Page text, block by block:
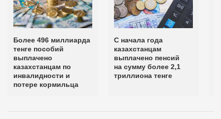
Более 496 миллиарда
тенге пособий
выплачено
казахстанцам по
инвалидности и
потере кормильца
С начала года
казахстанцам
выплачено пенсий
на сумму более 2,1
триллиона тенге